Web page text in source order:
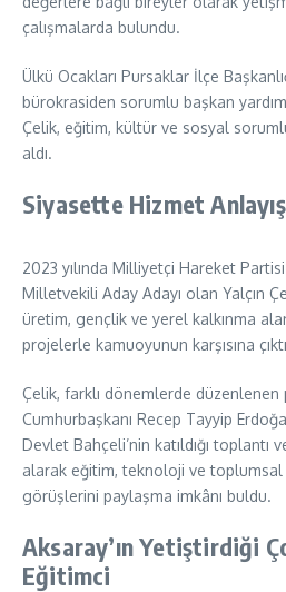
çalışmalarda bulundu.
Ülkü Ocakları Pursaklar İlçe
bürokrasiden sorumlu başkan
Çelik, eğitim, kültür ve sosyal
aldı.
Siyasette Hizmet
2023 yılında Milliyetçi Hareket
Milletvekili Aday Adayı olan Yalçın
üretim, gençlik ve yerel kalkınma
projelerle kamuoyunun karşısına
Çelik, farklı dönemlerde düzenlenen
Cumhurbaşkanı Recep Tayyip
Devlet Bahçeli’nin katıldığı toplantı
alarak eğitim, teknoloji ve toplumsal
görüşlerini paylaşma imkânı buldu.
Aksaray’ın Yetiştirdiği
Eğitimci